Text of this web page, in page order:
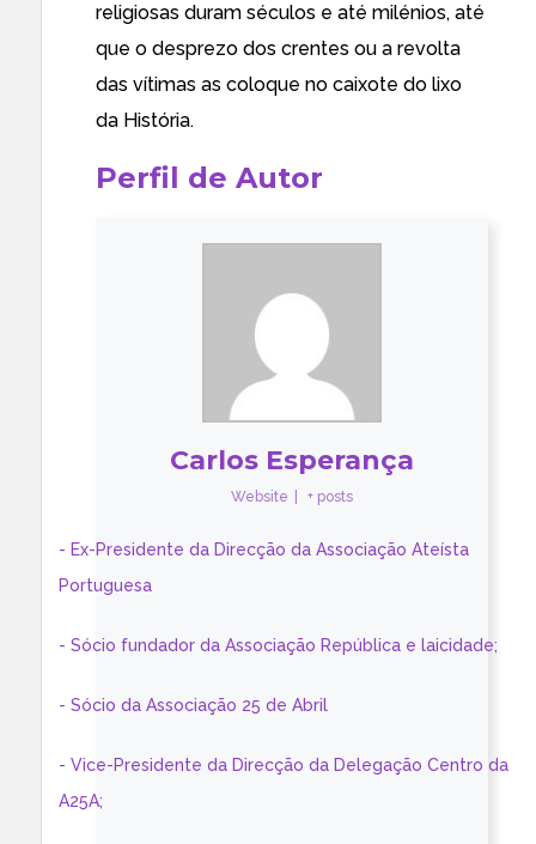
religiosas duram séculos e até milénios, até
que o desprezo dos crentes ou a revolta
das vítimas as coloque no caixote do lixo
da História.
Perfil de Autor
Carlos Esperança
Website + posts
- Ex-Presidente da Direcção da Associação Ateísta
Portuguesa
- Sócio fundador da Associação República e laicidade;
- Sócio da Associação 25 de Abril
- Vice-Presidente da Direcção da Delegação Centro da
A25A;